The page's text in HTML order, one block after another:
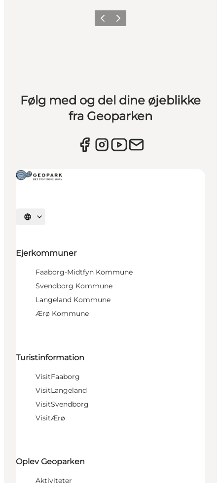
ForrigeNæste
Følg med og del dine øjeblikke
fra Geoparken
Vælg sprog
Ejerkommuner
Faaborg-Midtfyn Kommune
Svendborg Kommune
Langeland Kommune
Ærø Kommune
Turistinformation
VisitFaaborg
VisitLangeland
VisitSvendborg
VisitÆrø
Oplev Geoparken
Aktiviteter